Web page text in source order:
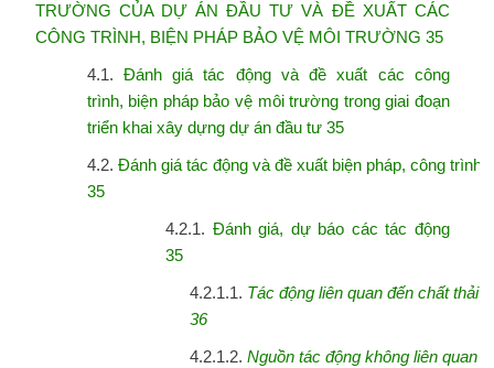
TRƯỜNG CỦA DỰ ÁN ĐẦU TƯ VÀ ĐỀ XUẤT CÁC
CÔNG TRÌNH, BIỆN PHÁP BẢO VỆ MÔI TRƯỜNG 35
4.1. Đánh giá tác động và đề xuất các công
trình, biện pháp bảo vệ môi trường trong giai đoạn
triển khai xây dựng dự án đầu tư 35
4.2. Đánh giá tác động và đề xuất biện pháp, công trình
35
4.2.1. Đánh giá, dự báo các tác động
35
4.2.1.1. Tác động liên quan đến chất thải
36
4.2.1.2.Nguồn tác động không liên quan